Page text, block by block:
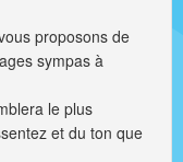
proposons de
sympas à
le plus
et du ton que